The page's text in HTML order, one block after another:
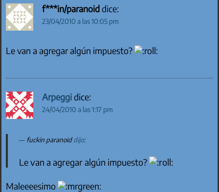
f***in/paranoid dice:
23/04/2010 a las 10:05 pm
Le van a agregar algún impuesto?
Arpeggidice:
24/04/2010 a las 1:17 pm
fuckin paranoiddijo:
Le van a agregar algún impuesto?
Maleeeesimo